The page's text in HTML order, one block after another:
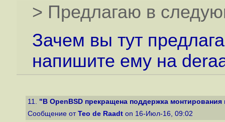
> Предлагаю в
Зачем вы тут
напишите ему на
11. "В OpenBSD прекращена поддержка монтирования
Сообщение от Teo de Raadt on 16-Июл-16, 09:02